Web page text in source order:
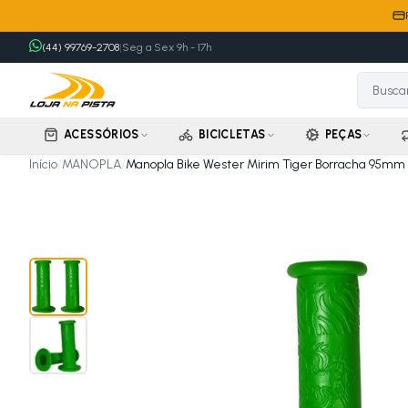
(44) 99769-2708|Seg a Sex 9h - 17h
ACESSÓRIOS BICICLETAS PEÇAS
Início/MANOPLA/Manopla Bike Wester Mirim Tiger Borracha 95mm